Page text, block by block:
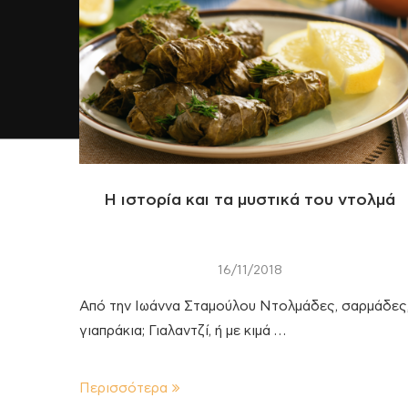
Η ιστορία και τα μυστικά του ντολμά
16/11/2018
Από την Ιωάννα Σταμούλου Ντολμάδες,
γιαπράκια; Γιαλαντζί, ή με κιμά …
Περισσότερα